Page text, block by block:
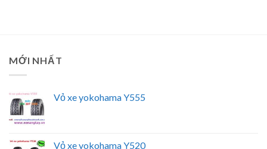
MỚI NHẤT
Vỏ xe yokohama Y555
Vỏ xe yokohama Y520